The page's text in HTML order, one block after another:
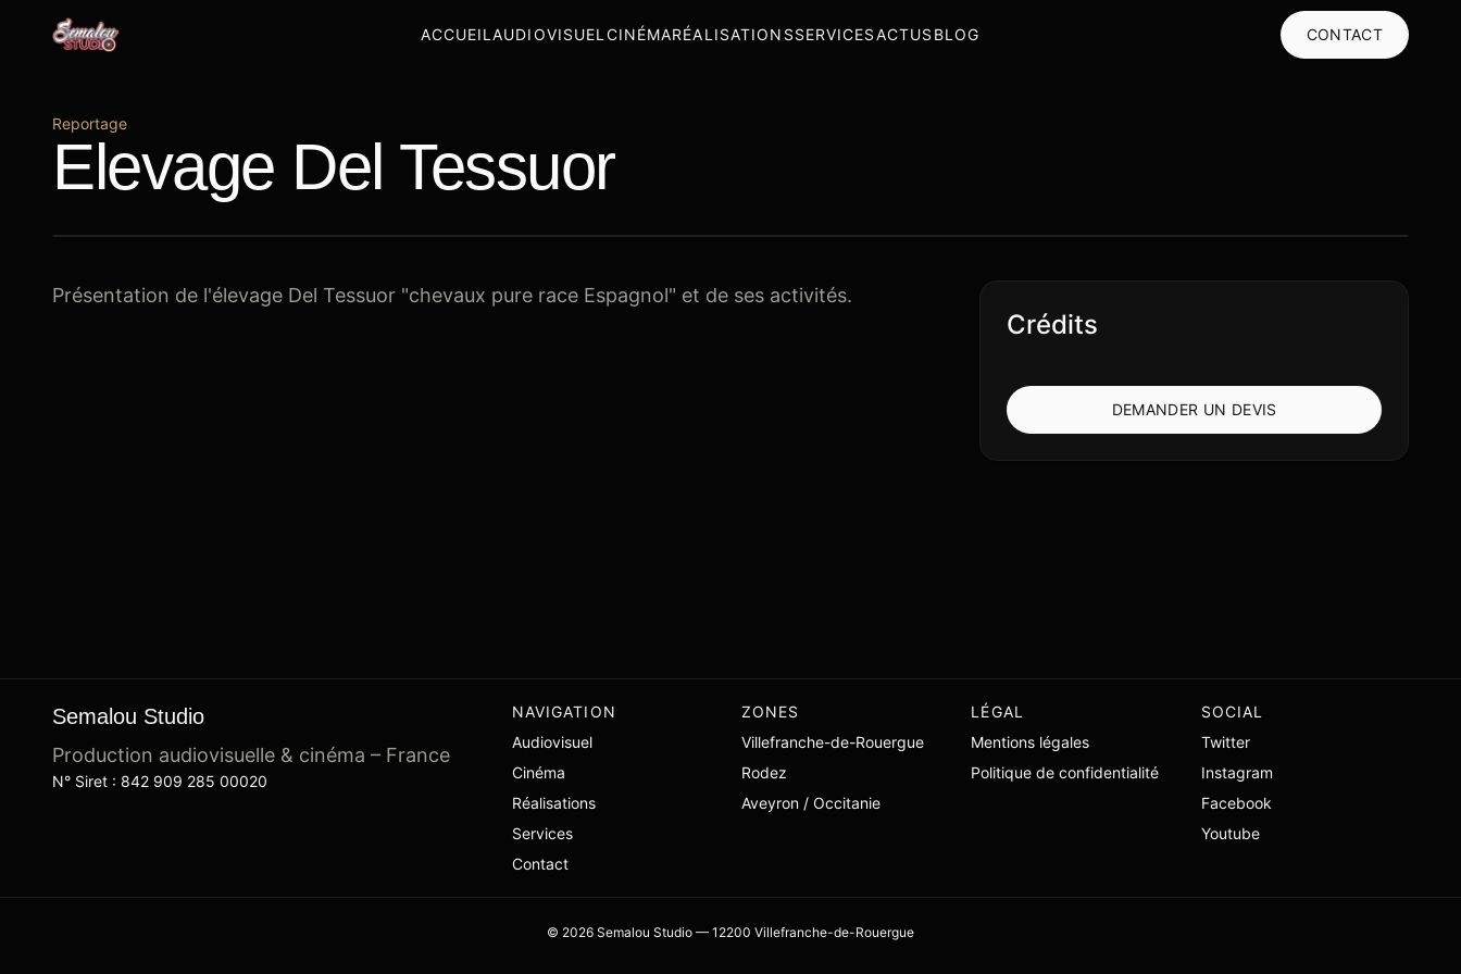
ACCUEILAUDIOVISUEL CINÉMARÉALISATIONSSERVICESACTUS BLOG CONTACT
Reportage
Elevage Del Tessuor
Présentation de l'élevage Del Tessuor "chevaux pure race Espagnol" et de ses activités.
Crédits
DEMANDER UN DEVIS
Semalou Studio
Production audiovisuelle & cinéma – France
N° Siret : 842 909 285 00020
NAVIGATION
Audiovisuel
Cinéma
Réalisations
Services
Contact
ZONES
Villefranche-de-Rouergue
Rodez
Aveyron / Occitanie
LÉGAL
Mentions légales
Politique de confidentialité
SOCIAL
Twitter
Instagram
Facebook
Youtube
© 2026 Semalou Studio — 12200 Villefranche-de-Rouergue